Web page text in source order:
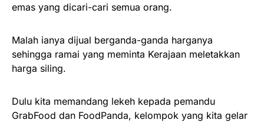
emas yang dicari-cari semua orang.
Malah ianya dijual berganda-ganda harganya
sehingga ramai yang meminta Kerajaan meletakkan
harga siling.
Dulu kita memandang lekeh kepada pemandu
GrabFood dan FoodPanda, kelompok yang kita gelar